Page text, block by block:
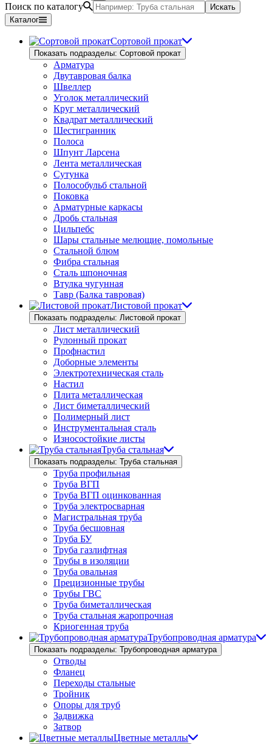
Поиск по каталогу
Искать
Каталог
Сортовой прокат
Показать подразделы: Сортовой прокат
Арматура
Двутавровая балка
Швеллер
Уголок металлический
Круг металлический
Квадрат металлический
Шестигранник
Полоса
Шпунт Ларсена
Лента металлическая
Сутунка
Полособульб стальной
Поковка
Арматурные каркасы
Дробь стальная
Цильпебс
Шары стальные мелющие, помольные
Стальной блюм
Фибра стальная
Сталь шпоночная
Втулка чугунная
Тавр (Балка тавровая)
Листовой прокат
Показать подразделы: Листовой прокат
Лист металлический
Рулонный прокат
Профнастил
Доборные элементы
Электротехническая сталь
Настил
Плита металлическая
Лист биметаллический
Полимерный лист
Инструментальная сталь
Износостойкие листы
Труба стальная
Показать подразделы: Труба стальная
Труба профильная
Труба ВГП
Труба ВГП оцинкованная
Труба электросварная
Магистральная труба
Труба бесшовная
Труба БУ
Труба газлифтная
Трубы в изоляции
Труба овальная
Прецизионные трубы
Трубы ГВС
Труба биметаллическая
Труба стальная жаропрочная
Криогенная труба
Трубопроводная арматура
Показать подразделы: Трубопроводная арматура
Отводы
Фланец
Переходы стальные
Тройник
Опоры для труб
Задвижка
Затвор
Цветные металлы